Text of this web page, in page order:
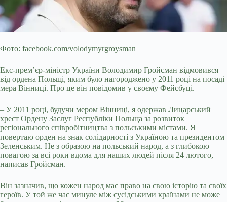
Фото: facebook.com/volodymyrgroysman
Екс-прем’єр-міністр України Володимир Гройсман відмовився
від ордена Польщі, яким було нагороджено у 2011 році на посаді
мера Вінниці. Про це він повідомив у своєму Фейсбуці.
– У 2011 році, будучи мером Вінниці, я одержав Лицарський
хрест Ордену Заслуг Республіки Польща за розвиток
регіонального співробітництва з польськими містами. Я
повертаю орден на знак солідарності з Україною та президентом
Зеленським. Не з образою на польський народ, а з глибокою
повагою за всі роки вдома для наших людей після 24 лютого, –
написав Гройсман.
Він зазначив, що кожен народ має право на свою історію та своїх
героїв. У той же час минуле між сусідськими країнами не може